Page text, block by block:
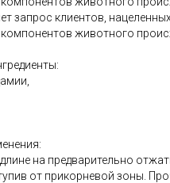
запрос клиентов,
животного
на предварительно
от прикорневой зоны.